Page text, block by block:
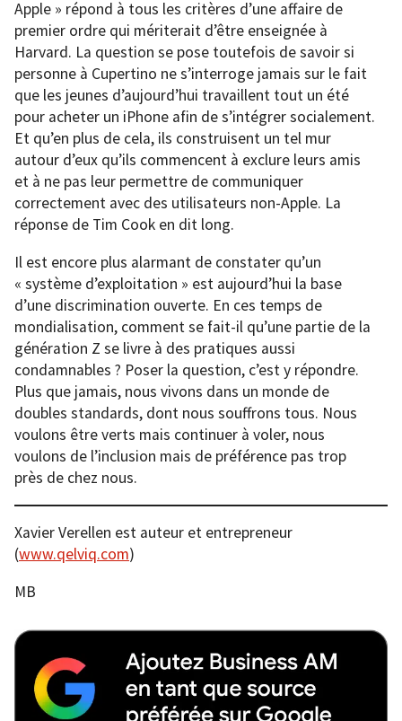
Apple » répond à tous les critères d’une affaire de
premier ordre qui mériterait d’être enseignée à
Harvard. La question se pose toutefois de savoir si
personne à Cupertino ne s’interroge jamais sur le fait
que les jeunes d’aujourd’hui travaillent tout un été
pour acheter un iPhone afin de s’intégrer socialement.
Et qu’en plus de cela, ils construisent un tel mur
autour d’eux qu’ils commencent à exclure leurs amis
et à ne pas leur permettre de communiquer
correctement avec des utilisateurs non-Apple. La
réponse de Tim Cook en dit long.
Il est encore plus alarmant de constater qu’un
« système d’exploitation » est aujourd’hui la base
d’une discrimination ouverte. En ces temps de
mondialisation, comment se fait-il qu’une partie de la
génération Z se livre à des pratiques aussi
condamnables ? Poser la question, c’est y répondre.
Plus que jamais, nous vivons dans un monde de
doubles standards, dont nous souffrons tous. Nous
voulons être verts mais continuer à voler, nous
voulons de l’inclusion mais de préférence pas trop
près de chez nous.
Xavier Verellen est auteur et entrepreneur
(www.qelviq.com)
MB